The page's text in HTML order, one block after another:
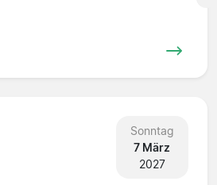
Sonntag
7 März
2027